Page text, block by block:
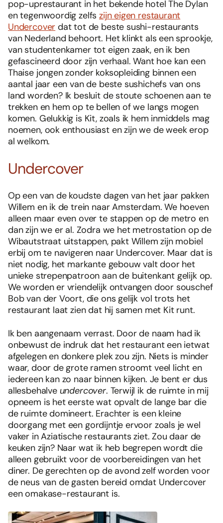
pop-uprestaurant in het bekende hotel The Dylan
en tegenwoordig zelfszijn eigen restaurant
Undercover dat tot de beste sushi-restaurants
van Nederland behoort. Het klinkt als een sprookje,
van studentenkamer tot eigen zaak, en ik ben
gefascineerd door zijn verhaal. Want hoe kan een
Thaise jongen zonder koksopleiding binnen een
aantal jaar een van de beste sushichefs van ons
land worden? Ik besluit de stoute schoenen aan te
trekken en hem op te bellen of we langs mogen
komen. Gelukkig is Kit, zoals ik hem inmiddels mag
noemen, ook enthousiast en zijn we de week erop
al welkom.
Undercover
Op een van de koudste dagen van het jaar pakken
Willem en ik de trein naar Amsterdam. We hoeven
alleen maar even over te stappen op de metro en
dan zijn we er al. Zodra we het metrostation op de
Wibautstraat uitstappen, pakt Willem zijn mobiel
erbij om te navigeren naar Undercover. Maar dat is
niet nodig, het markante gebouw valt door het
unieke strepenpatroon aan de buitenkant gelijk op.
We worden er vriendelijk ontvangen door souschef
Bob van der Voort, die ons gelijk vol trots het
restaurant laat zien dat hij samen met Kit runt.
Ik ben aangenaam verrast. Door de naam had ik
onbewust de indruk dat het restaurant een ietwat
afgelegen en donkere plek zou zijn. Niets is minder
waar, door de grote ramen stroomt veel licht en
iedereen kan zo naar binnen kijken. Je bent er dus
allesbehalve undercover. Terwijl ik de ruimte in mij
opneem is het eerste wat opvalt de lange bar die
de ruimte domineert. Erachter is een kleine
doorgang met een gordijntje ervoor zoals je wel
vaker in Aziatische restaurants ziet. Zou daar de
keuken zijn? Naar wat ik heb begrepen wordt die
alleen gebruikt voor de voorbereidingen van het
diner. De gerechten op de avond zelf worden voor
de neus van de gasten bereid omdat Undercover
een omakase-restaurant is.